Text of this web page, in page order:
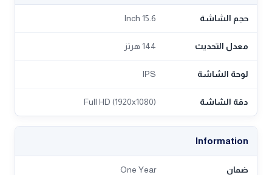
حجم الشاشة 15.6 Inch
معدل التحديث 144 هرتز
لوحة الشاشة IPS
دقة الشاشة Full HD (1920x1080)
Information
ضمان One Year